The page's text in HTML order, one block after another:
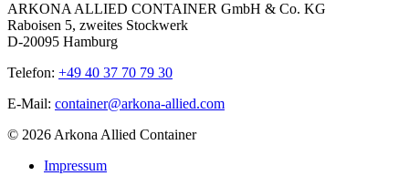
ARKONA ALLIED CONTAINER GmbH & Co. KG
Raboisen 5, zweites Stockwerk
D-20095 Hamburg
Telefon: +49 40 37 70 79 30
E-Mail: container@arkona-allied.com
© 2026 Arkona Allied Container
Impressum